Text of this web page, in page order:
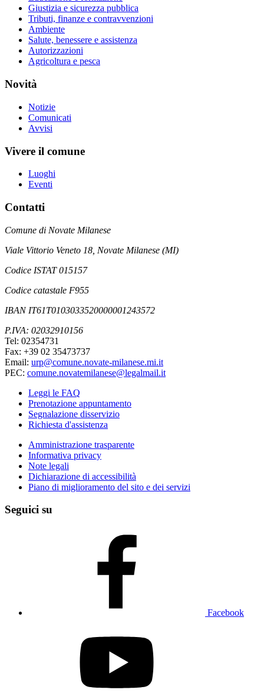
Giustizia e sicurezza pubblica
Tributi, finanze e contravvenzioni
Ambiente
Salute, benessere e assistenza
Autorizzazioni
Agricoltura e pesca
Novità
Notizie
Comunicati
Avvisi
Vivere il comune
Luoghi
Eventi
Contatti
Comune di Novate Milanese
Viale Vittorio Veneto 18, Novate Milanese (MI)
Codice ISTAT 015157
Codice catastale F955
IBAN IT61T0103033520000001243572
P.IVA: 02032910156
Tel: 02354731
Fax: +39 02 35473737
Email: urp@comune.novate-milanese.mi.it
PEC: comune.novatemilanese@legalmail.it
Leggi le FAQ
Prenotazione appuntamento
Segnalazione disservizio
Richiesta d'assistenza
Amministrazione trasparente
Informativa privacy
Note legali
Dichiarazione di accessibilità
Piano di miglioramento del sito e dei servizi
Seguici su
Facebook